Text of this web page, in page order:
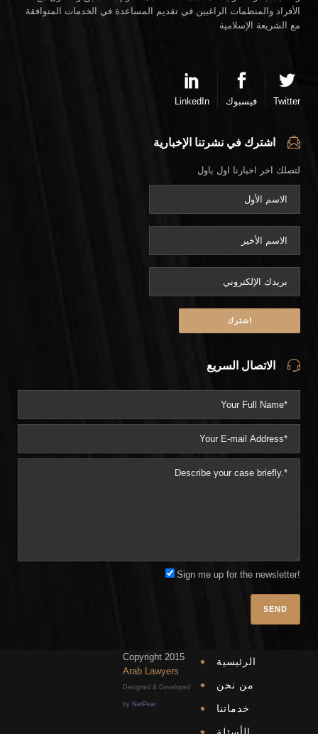
الأفراد والمنظمات الراغبين في تقديم المساعدة في الخدمات المتوافقة
مع الشريعة الإسلامية
Twitter فيسبوك LinkedIn
اشترك في نشرتنا الإخبارية
لتصلك اخر اخبارنا اول باول
الاتصال السريع
Sign me up for the newsletter!
الرئيسية
من نحن
خدماتنا
Copyright 2015
Arab Lawyers
Designed & Developed
by NetPear